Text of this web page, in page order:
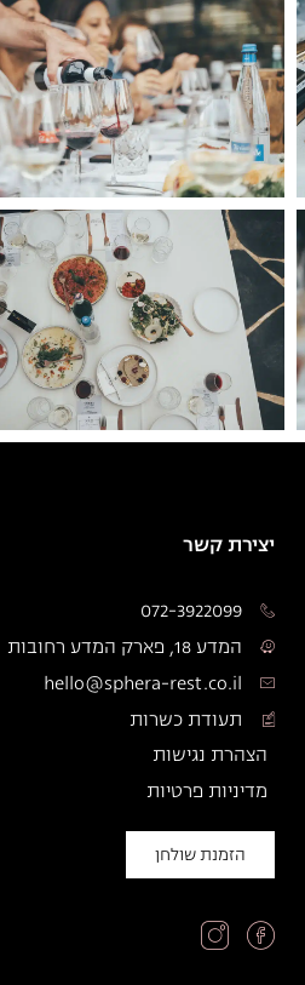
יצירת קשר
072-3922099
המדע 18, פארק המדע רחובות
hello@sphera-rest.co.il
תעודת כשרות
הצהרת נגישות
מדיניות פרטיות
הזמנת שולחן